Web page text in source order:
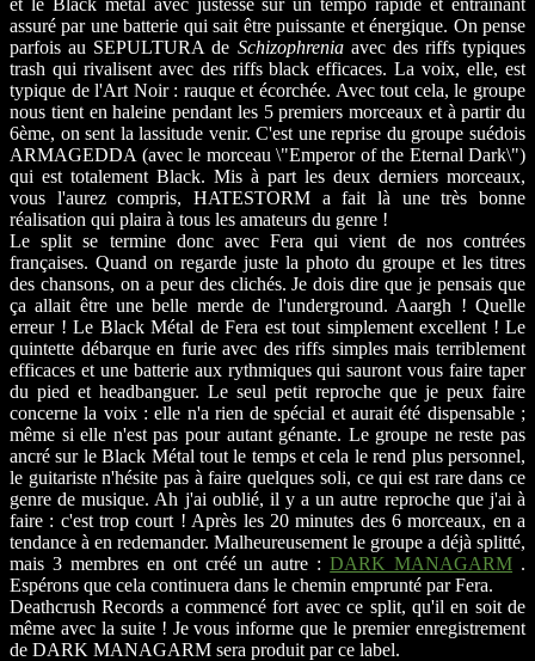
assuré par une batterie qui sait être puissante et énergique. On pense
parfois au SEPULTURA de Schizophreniaavec des riffs typiques
trash qui rivalisent avec des riffs black efficaces. La voix, elle, est
typique de l'Art Noir : rauque et écorchée. Avec tout cela, le groupe
nous tient en haleine pendant les 5 premiers morceaux et à partir du
6ème, on sent la lassitude venir. C'est une reprise du groupe suédois
ARMAGEDDA (avec le morceau \"Emperor of the Eternal Dark\")
qui est totalement Black. Mis à part les deux derniers morceaux,
vous l'aurez compris, HATESTORM a fait là une très bonne
réalisation qui plaira à tous les amateurs du genre !
Le split se termine donc avec Fera qui vient de nos contrées
françaises. Quand on regarde juste la photo du groupe et les titres
des chansons, on a peur des clichés. Je dois dire que je pensais que
ça allait être une belle merde de l'underground. Aaargh ! Quelle
erreur ! Le Black Métal de Fera est tout simplement excellent ! Le
quintette débarque en furie avec des riffs simples mais terriblement
efficaces et une batterie aux rythmiques qui sauront vous faire taper
du pied et headbanguer. Le seul petit reproche que je peux faire
concerne la voix : elle n'a rien de spécial et aurait été dispensable ;
même si elle n'est pas pour autant génante. Le groupe ne reste pas
ancré sur le Black Métal tout le temps et cela le rend plus personnel,
le guitariste n'hésite pas à faire quelques soli, ce qui est rare dans ce
genre de musique. Ah j'ai oublié, il y a un autre reproche que j'ai à
faire : c'est trop court ! Après les 20 minutes des 6 morceaux, en a
tendance à en redemander. Malheureusement le groupe a déjà splitté,
mais 3 membres en ont créé un autre :DARK MANAGARM .
Espérons que cela continuera dans le chemin emprunté par Fera.
Deathcrush Records a commencé fort avec ce split, qu'il en soit de
même avec la suite ! Je vous informe que le premier enregistrement
de DARK MANAGARM sera produit par ce label.